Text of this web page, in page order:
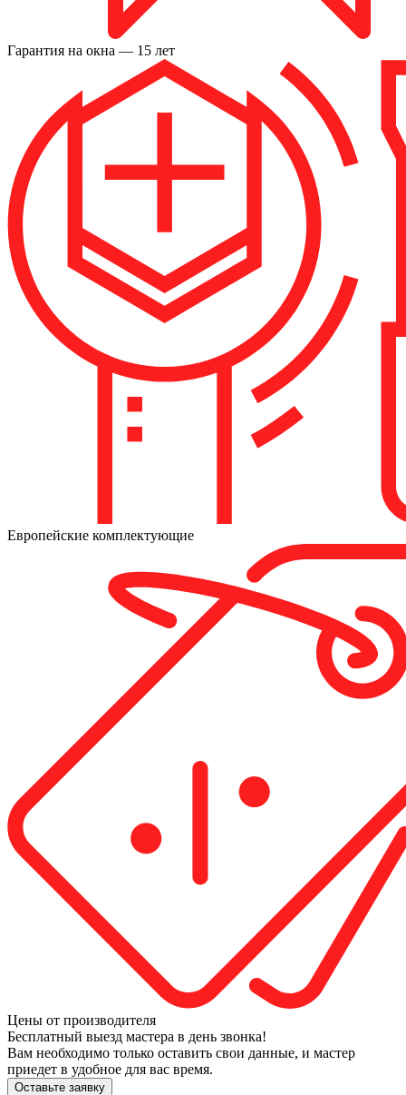
Гарантия на окна — 15 лет
Европейские комплектующие
Цены от производителя
Бесплатный выезд мастера в день звонка!
Вам необходимо только оставить свои данные, и мастер
приедет в удобное для вас время.
Оставьте заявку